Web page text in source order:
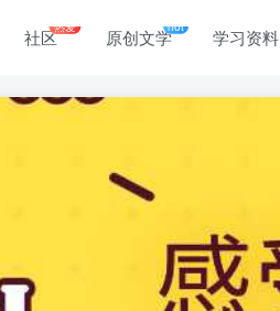
社区热爱 原创文学hot 学习资料